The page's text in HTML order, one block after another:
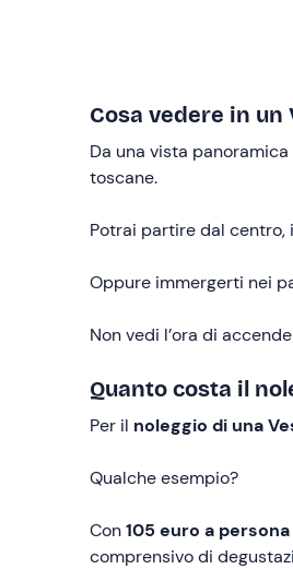
Cosa vedere in un
Da una vista
toscane.
Potrai partire dal
Oppure immergerti nei
Non vedi l’ora di
Quanto costa il
Per il noleggio di una
Qualche esempio?
Con105 euro a persona
comprensivo di